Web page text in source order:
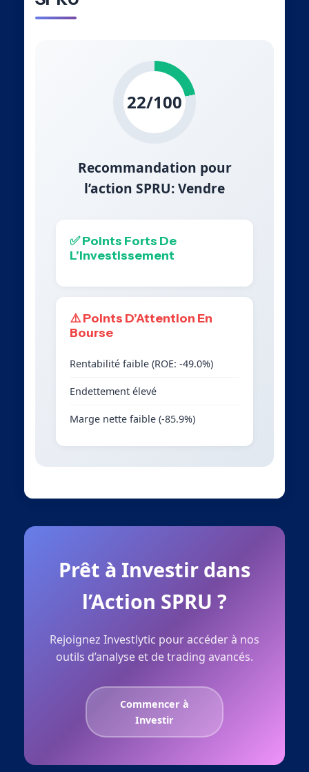
22/100
Recommandation pour
l’action SPRU: Vendre
✅ Points Forts De
L’Investissement
⚠️ Points D’Attention En
Bourse
Rentabilité faible (ROE: -49.0%)
Endettement élevé
Marge nette faible (-85.9%)
Prêt à Investir dans
l’Action SPRU ?
Rejoignez Investlytic pour accéder à nos
outils d’analyse et de trading avancés.
Commencer à
Investir